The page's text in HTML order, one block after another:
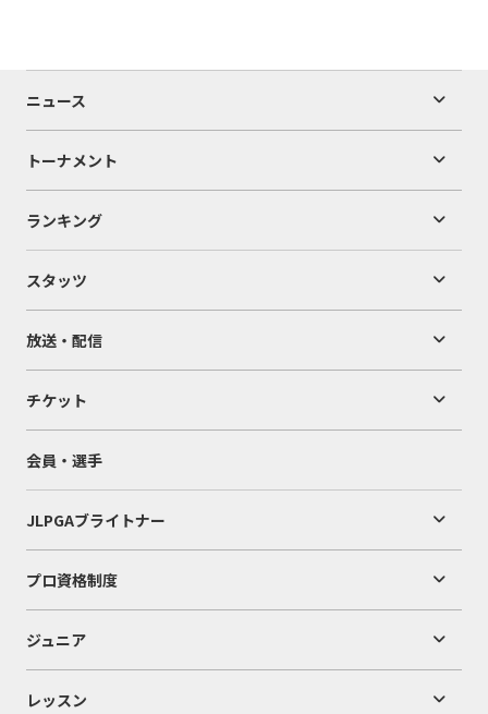
ニュース
トーナメント
ランキング
スタッツ
放送・配信
チケット
会員・選手
JLPGAブライトナー
プロ資格制度
ジュニア
レッスン